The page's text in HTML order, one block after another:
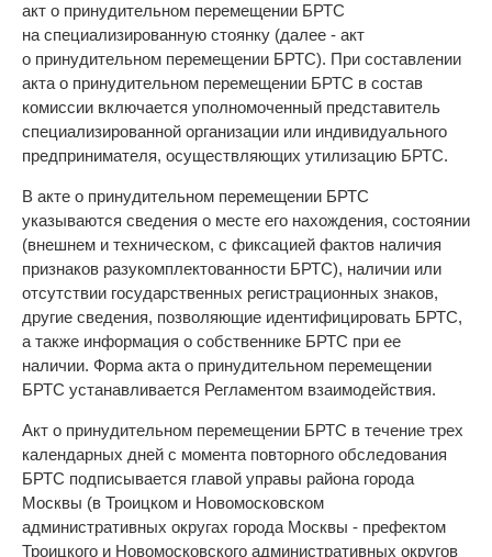
акт о принудительном перемещении БРТС
на специализированную стоянку (далее - акт
о принудительном перемещении БРТС). При составлении
акта о принудительном перемещении БРТС в состав
комиссии включается уполномоченный представитель
специализированной организации или индивидуального
предпринимателя, осуществляющих утилизацию БРТС.
В акте о принудительном перемещении БРТС
указываются сведения о месте его нахождения, состоянии
(внешнем и техническом, с фиксацией фактов наличия
признаков разукомплектованности БРТС), наличии или
отсутствии государственных регистрационных знаков,
другие сведения, позволяющие идентифицировать БРТС,
а также информация о собственнике БРТС при ее
наличии. Форма акта о принудительном перемещении
БРТС устанавливается Регламентом взаимодействия.
Акт о принудительном перемещении БРТС в течение трех
календарных дней с момента повторного обследования
БРТС подписывается главой управы района города
Москвы (в Троицком и Новомосковском
административных округах города Москвы - префектом
Троицкого и Новомосковского административных округов